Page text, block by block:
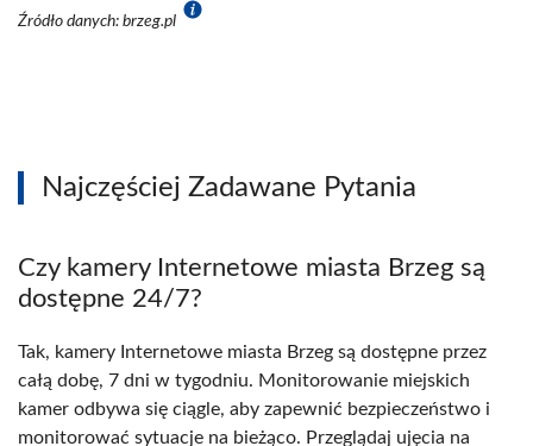
Źródło danych: brzeg.pl
Najczęściej Zadawane Pytania
Czy kamery Internetowe miasta Brzeg są
dostępne 24/7?
Tak, kamery Internetowe miasta Brzeg są dostępne przez
całą dobę, 7 dni w tygodniu. Monitorowanie miejskich
kamer odbywa się ciągle, aby zapewnić bezpieczeństwo i
monitorować sytuacje na bieżąco. Przeglądaj ujęcia na